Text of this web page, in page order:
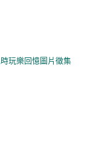
玩樂回憶圖片徵集